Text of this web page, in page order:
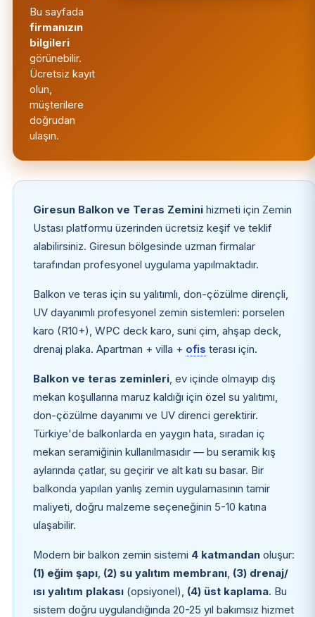
Bu sayfada
firmanızın
bilgileri
görünebilir.
Ücretsiz kayıt
olun,
müşterilere
doğrudan
ulaşın.
Giresun Balkon ve Teras Zeminihizmeti için Zemin
Ustası platformu üzerinden ücretsiz keşif ve teklif
alabilirsiniz. Giresun bölgesinde uzman firmalar
tarafından profesyonel uygulama yapılmaktadır.
Balkon ve teras için su yalıtımlı, don-çözülme dirençli,
UV dayanımlı profesyonel zemin sistemleri: porselen
karo (R10+), WPC deck karo, suni çim, ahşap deck,
drenaj plaka. Apartman + villa + ofis terası için.
Balkon ve teras zeminleri, ev içinde olmayıp dış
mekan koşullarına maruz kaldığı için özel su yalıtımı,
don-çözülme dayanımı ve UV direnci gerektirir.
Türkiye'de balkonlarda en yaygın hata, sıradan iç
mekan seramiğinin kullanılmasıdır — bu seramik kış
aylarında çatlar, su geçirir ve alt katı su basar. Bir
balkonda yapılan yanlış zemin uygulamasının tamir
maliyeti, doğru malzeme seçeneğinin 5-10 katına
ulaşabilir.
Modern bir balkon zemin sistemi 4 katmandanoluşur:
(1) eğim şapı, (2) su yalıtım membranı, (3) drenaj/
ısı yalıtım plakası(opsiyonel), (4) üst kaplama. Bu
sistem doğru uygulandığında 20-25 yıl bakımsız hizmet